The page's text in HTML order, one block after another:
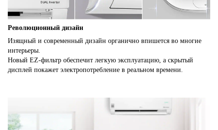
Революционный дизайн
Изящный и современный дизайн органично впишется во многие
интерьеры.
Новый EZ-фильтр обеспечит легкую эксплуатацию, а скрытый
дисплей покажет электропотребление в реальном времени.